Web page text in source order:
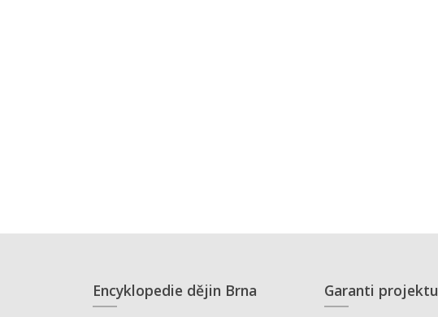
Encyklopedie dějin Brna
Garanti projektu